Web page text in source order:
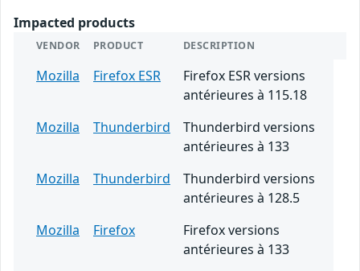
Impacted products
VENDOR PRODUCT DESCRIPTION
Mozilla Firefox ESR
Firefox ESR versions
antérieures à 115.18
Mozilla
Thunderbird
Thunderbird versions
antérieures à 133
Mozilla
Thunderbird
Thunderbird versions
antérieures à 128.5
Mozilla
Firefox
Firefox versions
antérieures à 133